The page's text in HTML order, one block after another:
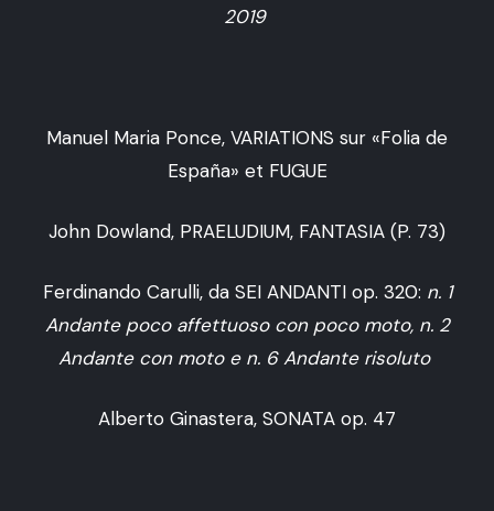
2019
Manuel Maria Ponce, VARIATIONS sur «Folia de
España» et FUGUE
John Dowland, PRAELUDIUM, FANTASIA (P. 73)
Ferdinando Carulli, da SEI ANDANTI op. 320: n. 1
Andante poco affettuoso con poco moto, n. 2
Andante con moto e n. 6 Andante risoluto
Alberto Ginastera, SONATA op. 47